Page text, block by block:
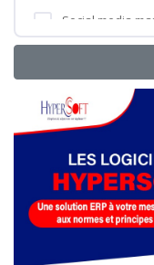
Social media
Formation
Agro-industrie